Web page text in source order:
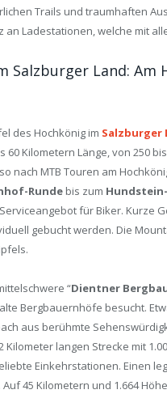
Trails und traumhaften
an Ladestationen, welche mit
Salzburger Land: Am
des Hochkönig im Salzburger
Kilometern Länge, von 250
nach MTB Touren am
Runde bis zum
für Biker. Kurze
gebucht werden. Die
“Dientner
Bergbauernhöfe besucht.
aus berühmte
Kilometer langen Strecke mit
Einkehrstationen. Einen
Auf 45 Kilometern und 1.664